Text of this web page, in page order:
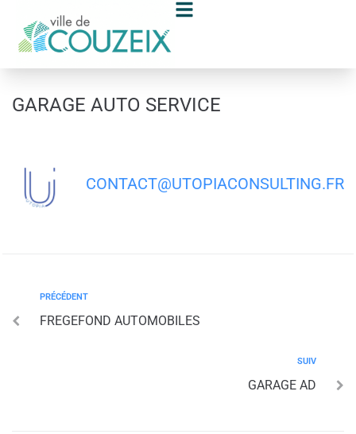
GARAGE AUTO SERVICE
CONTACT@UTOPIACONSULTING.FR
PRÉCÉDENT
FREGEFOND AUTOMOBILES
SUIV
GARAGE AD